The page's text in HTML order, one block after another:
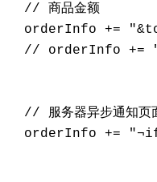
  // 商品金额
orderInfo +=
// orderInfo +=
// 服务器异步通知页
orderInfo +=